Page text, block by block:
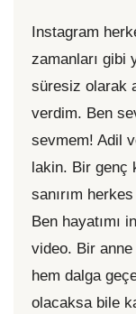
Instagram
zamanları gibi
süresiz olarak
verdim. Ben
sevmem! Adil
lakin. Bir genç
sanırım
Ben hayatımı
video. Bir
hem dalga
olacaksa bile